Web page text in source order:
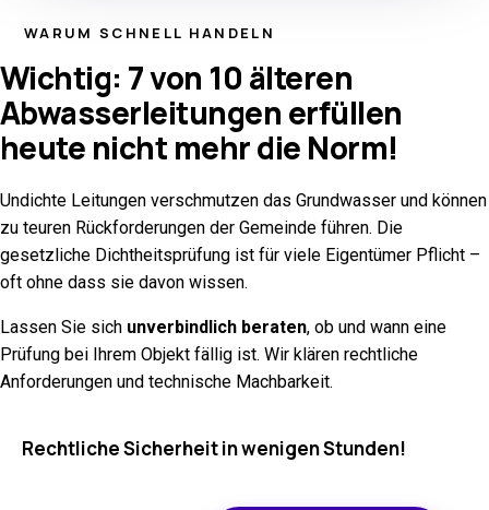
WARUM SCHNELL HANDELN
Wichtig: 7 von 10 älteren
Abwasserleitungen erfüllen
heute nicht mehr die Norm!
Undichte Leitungen verschmutzen das Grundwasser und können
zu teuren Rückforderungen der Gemeinde führen. Die
gesetzliche Dichtheitsprüfung ist für viele Eigentümer Pflicht –
oft ohne dass sie davon wissen.
Lassen Sie sich unverbindlich beraten, ob und wann eine
Prüfung bei Ihrem Objekt fällig ist. Wir klären rechtliche
Anforderungen und technische Machbarkeit.
Rechtliche Sicherheit in wenigen Stunden!